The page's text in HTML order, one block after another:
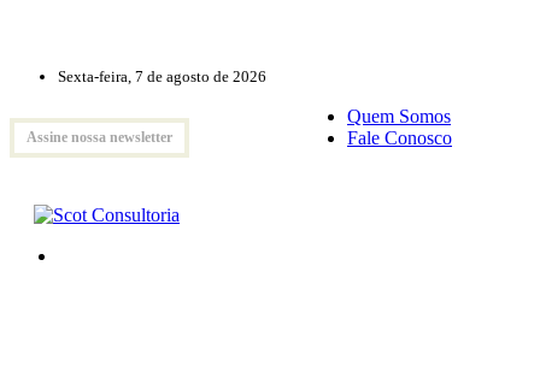
Sexta-feira, 7 de agosto de 2026
Assine nossa newsletter
Quem Somos
Fale Conosco